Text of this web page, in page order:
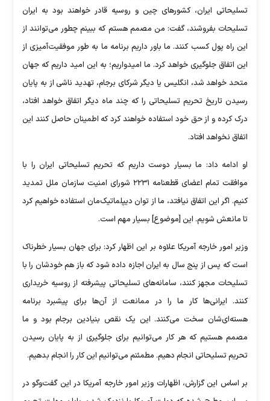
تسلیحاتی ایران، کشورهای چین و روسیه قادر خواهند بود به ایران
تسلیحات بفروشند، گفت: من مصمم هستم که ببینم چطور می‌توانند از
این راه پول کسب کنند. ما باور داریم برنامه‌ ما به طور موفقیت‌آمیزی از
این اتفاق جلوگیری خواهد کرد. ما امیدواریم؛ به این امید داریم که جهان
متحد خواهد شد، انگلیس یا دیگر شرکای برجام، تهدید ناشی از به پایان
رسیدن تاریخ تحریم تسلیحاتی را که چند ماه دیگر اتفاق خواهد افتاد،
درک کرده و از حق خود استفاده خواهند کرد که اطمینان حاصل کنند این
اتفاق نخواهد افتاد.
او ادامه داد: ما بسیار دوست داریم که تحریم تسلیحاتی ایران را با
موافقت تمام اعضای قطعنامه ۲۲۳۱ شورای امنیت سازمان ملل تمدید
کنیم. اگر این اتفاق نیافتد، ما از توان دیپلماتیک‌مان استفاده خواهیم کرد
تا مانعش شویم. این [موضوع] بسیار مهم است.
وزیر امور خارجه آمریکا علاوه بر این اظهار کرد: برای جهان بسیار خطرناک
است که پس از پنج سال به ایران اجازه داده شود که باز هم خودشان را با
تسلیحات مجهز کنند، سامانه‌های تسلیحاتی پیشرفته از روسیه خریداری
کنند. ایرانی‌ها کار ما را در ممانعت از آن‌ها برای پیشبرد برنامه
هسته‌ای‌شان سخت می‌کنند. این یک نقص بنیادین برجام بود و ما
مصمم هستیم که هر کار می‌توانیم برای جلوگیری از به پایان رسیدن
تحریم تسلیحاتی انجام دهیم. مطمئنم می‌توانیم این کار را انجام بدهیم.
بر اساس این گزارش، اظهارات وزیر امور خارجه آمریکا در این گفت‌وگو در